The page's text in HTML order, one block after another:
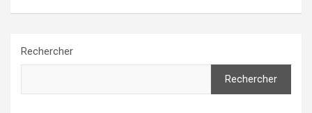
Rechercher
Rechercher